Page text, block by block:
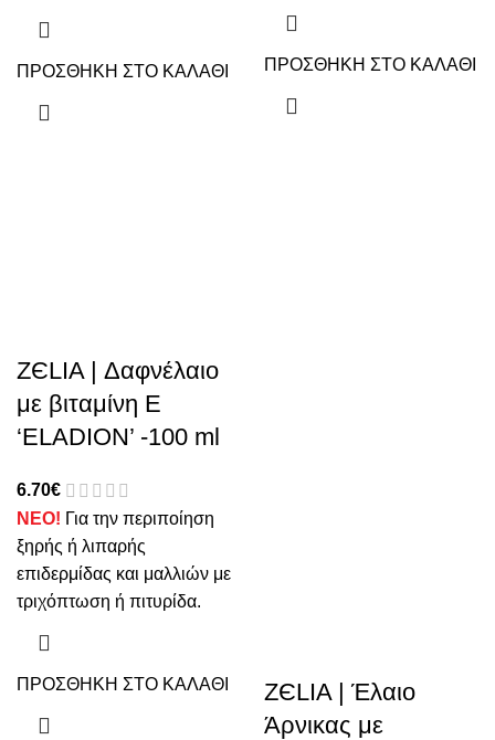
ΠΡΟΣΘΗΚΗ ΣΤΟ ΚΑΛΑΘΙ ΠΡΟΣΘΗΚΗ ΣΤΟ ΚΑΛΑΘΙ
ZЄLIA | Δαφνέλαιο
με βιταμίνη Ε
‘ELADION’ -100 ml
6.70€
ΝΕΟ! Για την περιποίηση
ξηρής ή λιπαρής
επιδερμίδας και μαλλιών με
τριχόπτωση ή πιτυρίδα.
ΠΡΟΣΘΗΚΗ ΣΤΟ ΚΑΛΑΘΙ
ZЄLIA | Έλαιο
Άρνικας με